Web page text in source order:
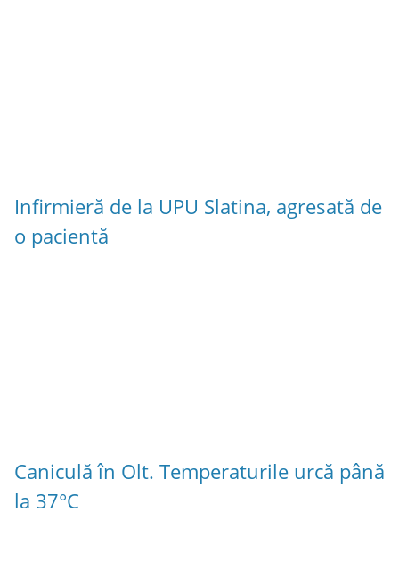
Infirmieră de la UPU Slatina, agresată de
o pacientă
Caniculă în Olt. Temperaturile urcă până
la 37°C